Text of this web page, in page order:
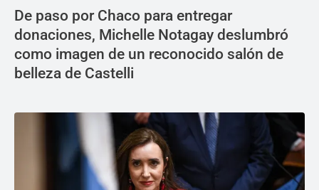
De paso por Chaco para entregar
donaciones, Michelle Notagay deslumbró
como imagen de un reconocido salón de
belleza de Castelli